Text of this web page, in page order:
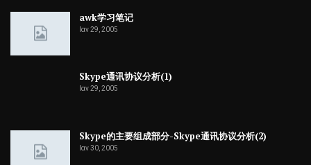
awk学习笔记
Ιαν 29, 2005
Skype通讯协议分析(1)
Ιαν 29, 2005
Skype的主要组成部分-Skype通讯协议分析(2)
Ιαν 30, 2005